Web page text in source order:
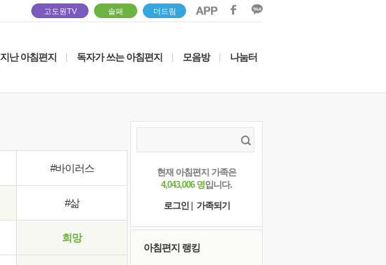
고도원TV 솔패 더드림
지난 아침편지 독자가 쓰는 아침편지 모음방 나눔터
#바이러스
#삶
희망
현재 아침편지 가족은
4,043,006 명입니다.
로그인
가족되기
아침편지 랭킹